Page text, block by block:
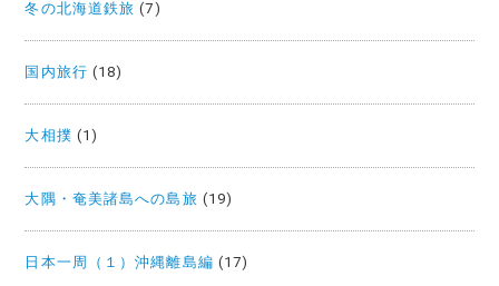
冬の北海道鉄旅 (7)
国内旅行 (18)
大相撲 (1)
大隅・奄美諸島への島旅 (19)
日本一周（１）沖縄離島編 (17)